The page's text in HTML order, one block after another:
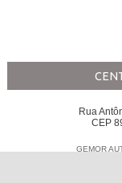
Rua
CEP
GEMOR